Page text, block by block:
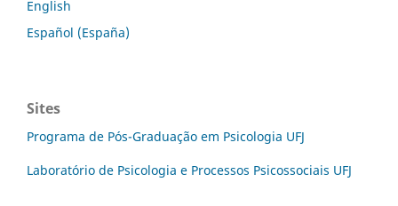
English
Español (España)
Sites
Programa de Pós-Graduação em Psicologia UFJ
Laboratório de Psicologia e Processos Psicossociais UFJ